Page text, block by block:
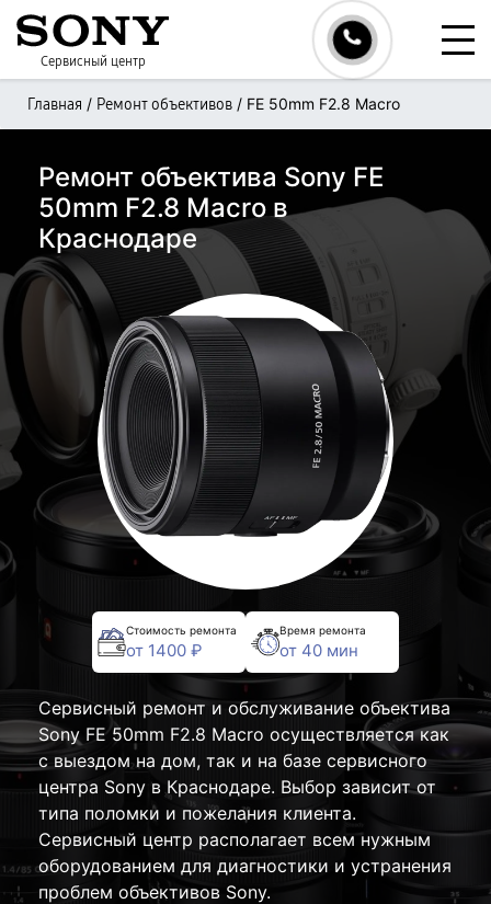
Сервисный центр
Главная / Ремонт объективов / FE 50mm F2.8 Macro
Ремонт объектива Sony FE
50mm F2.8 Macro в
Краснодаре
Стоимость ремонта
от 1400 ₽
Время ремонта
от 40 мин
Сервисный ремонт и обслуживание объектива
Sony FE 50mm F2.8 Macro осуществляется как
с выездом на дом, так и на базе сервисного
центра Sony в Краснодаре. Выбор зависит от
типа поломки и пожелания клиента.
Сервисный центр располагает всем нужным
оборудованием для диагностики и устранения
проблем объективов Sony.